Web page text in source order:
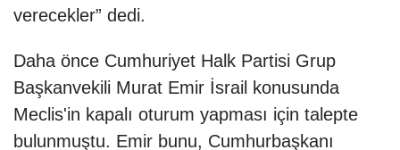
verecekler” dedi.
Daha önce Cumhuriyet Halk Partisi Grup
Başkanvekili Murat Emir İsrail konusunda
Meclis'in kapalı oturum yapması için talepte
bulunmuştu. Emir bunu, Cumhurbaşkanı